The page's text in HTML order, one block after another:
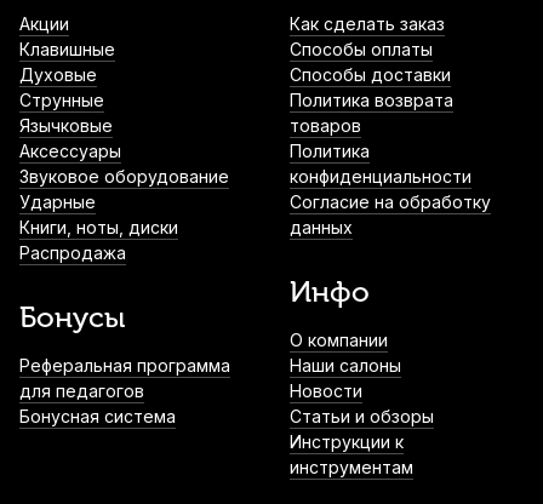
Акции
Клавишные
Духовые
Струнные
Язычковые
Аксессуары
Звуковое оборудование
Ударные
Книги, ноты, диски
Распродажа
Бонусы
Реферальная программа
для педагогов
Бонусная система
Как сделать заказ
Способы оплаты
Способы доставки
Политика возврата
товаров
Политика
конфиденциальности
Согласие на обработку
данных
Инфо
О компании
Наши салоны
Новости
Статьи и обзоры
Инструкции к
инструментам